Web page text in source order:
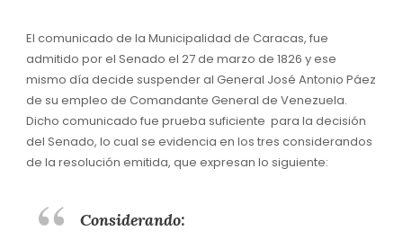
El comunicado de la Municipalidad de Caracas, fue
admitido por el Senado el 27 de marzo de 1826 y ese
mismo día decide suspender al General José Antonio Páez
de su empleo de Comandante General de Venezuela.
Dicho comunicado fue prueba suficiente para la decisión
del Senado, lo cual se evidencia en los tres considerandos
de la resolución emitida, que expresan lo siguiente:
Considerando: